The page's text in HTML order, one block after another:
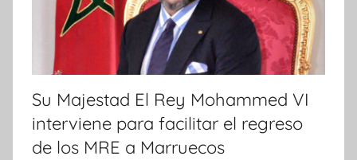
Su Majestad El Rey Mohammed VI
interviene para facilitar el regreso
de los MRE a Marruecos